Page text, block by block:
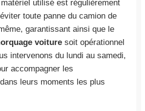
utilisé est régulièrement
toute panne du camion de
garantissant ainsi que le
voiture soit opérationnel
intervenons du lundi au samedi,
accompagner les
leurs moments les plus